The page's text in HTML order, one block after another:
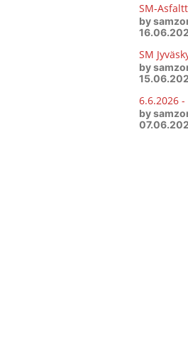
SM-
by
SM
by
6.6.2026
by